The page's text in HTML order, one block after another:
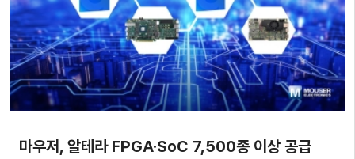
마우저, 알테라 FPGA·SoC 7,500종 이상 공급